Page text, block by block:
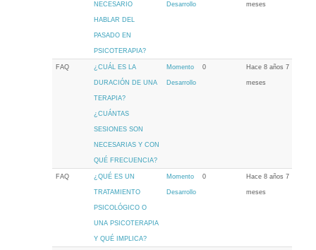
NECESARIO
HABLAR DEL
PASADO EN
PSICOTERAPIA?
Desarrollo meses
FAQ ¿CUÁL ES LA
DURACIÓN DE UNA
TERAPIA?
¿CUÁNTAS
SESIONES SON
NECESARIAS Y CON
QUÉ FRECUENCIA?
Momento
Desarrollo
0 Hace 8 años 7
meses
FAQ ¿QUÉ ES UN
TRATAMIENTO
PSICOLÓGICO O
UNA PSICOTERAPIA
Y QUÉ IMPLICA?
Momento
Desarrollo
0 Hace 8 años 7
meses